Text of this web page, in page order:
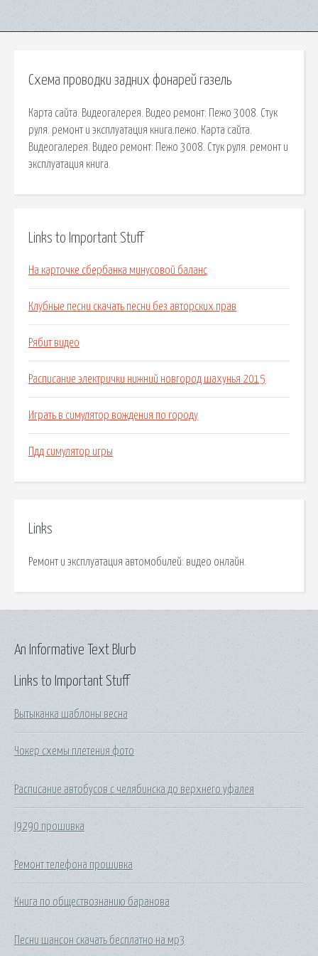
Схема проводки задних фонарей газель
Карта сайта. Видеогалерея. Видео ремонт: Пежо 3008. Стук
руля. ремонт и эксплуатация книга.пежо. Карта сайта.
Видеогалерея. Видео ремонт: Пежо 3008. Стук руля. ремонт и
эксплуатация книга.
Links to Important Stuff
На карточке сбербанка минусовой баланс
Клубные песни скачать песни без авторских прав
Рябит видео
Расписание электрички нижний новгород шахунья 2015
Играть в симулятор вождения по городу
Пдд симулятор игры
Links
Ремонт и эксплуатация автомобилей: видео онлайн.
Links to Important Stuff
Вытыканка шаблоны весна
Чокер схемы плетения фото
Расписание автобусов с челябинска до верхнего уфалея
I9290 прошивка
Ремонт телефона прошивка
Книга по обществознанию баранова
Песни шансон скачать бесплатно на мр3
An Informative Text Blurb